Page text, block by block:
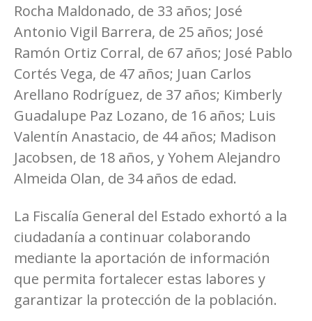
Rocha Maldonado, de 33 años; José
Antonio Vigil Barrera, de 25 años; José
Ramón Ortiz Corral, de 67 años; José Pablo
Cortés Vega, de 47 años; Juan Carlos
Arellano Rodríguez, de 37 años; Kimberly
Guadalupe Paz Lozano, de 16 años; Luis
Valentín Anastacio, de 44 años; Madison
Jacobsen, de 18 años, y Yohem Alejandro
Almeida Olan, de 34 años de edad.
La Fiscalía General del Estado exhortó a la
ciudadanía a continuar colaborando
mediante la aportación de información
que permita fortalecer estas labores y
garantizar la protección de la población.